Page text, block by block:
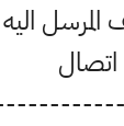
المرسل
اتصال